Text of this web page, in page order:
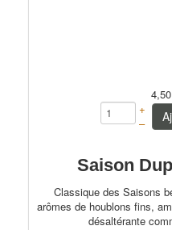
+
–
Saison
Classique des Saisons
arômes de houblons fins,
désaltérante